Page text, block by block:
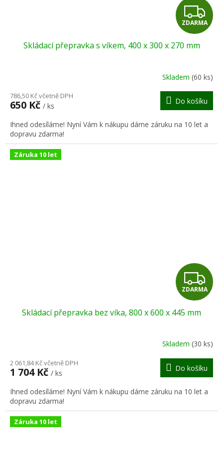
Z
D
R
M
A
ZDARMA
Skládací přepravka s víkem, 400 x 300 x 270 mm
Skladem (60 ks)
786,50 Kč včetně DPH
650 Kč / ks
Do košíku
Ihned odesíláme! Nyní Vám k nákupu dáme záruku na 10 let a
dopravu zdarma!
Záruka 10 let
Z
D
R
M
A
ZDARMA
Skládací přepravka bez víka, 800 x 600 x 445 mm
Skladem (30 ks)
2 061,84 Kč včetně DPH
1 704 Kč / ks
Do košíku
Ihned odesíláme! Nyní Vám k nákupu dáme záruku na 10 let a
dopravu zdarma!
Záruka 10 let